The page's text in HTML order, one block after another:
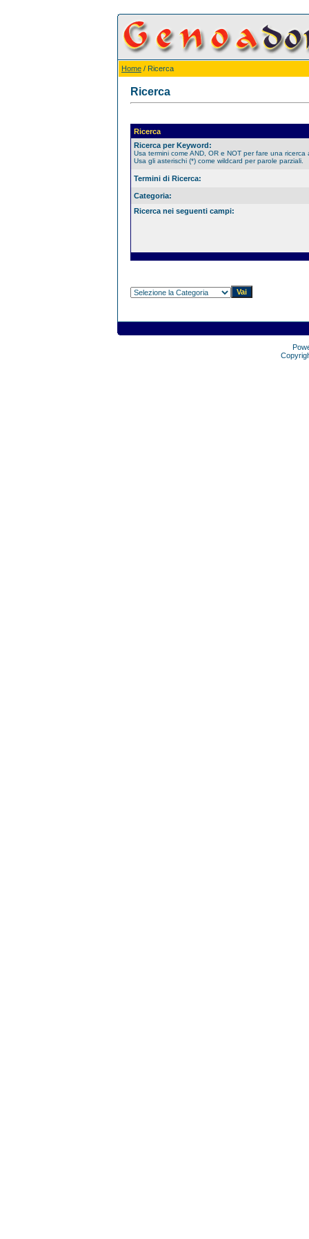
Home / Ricerca
Ricerca
Ricerca
Ricerca per Keyword:
Usa termini come AND, OR e NOT per fare una ricerca
Usa gli asterischi (*) come wildcard per parole parziali.
Termini di Ricerca:
Categoria:
Ricerca nei seguenti campi: